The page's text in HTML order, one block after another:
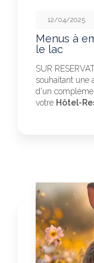
12/04/2025
Menus à
le lac
SUR
souhaitant une
d'un
votre Hôtel-